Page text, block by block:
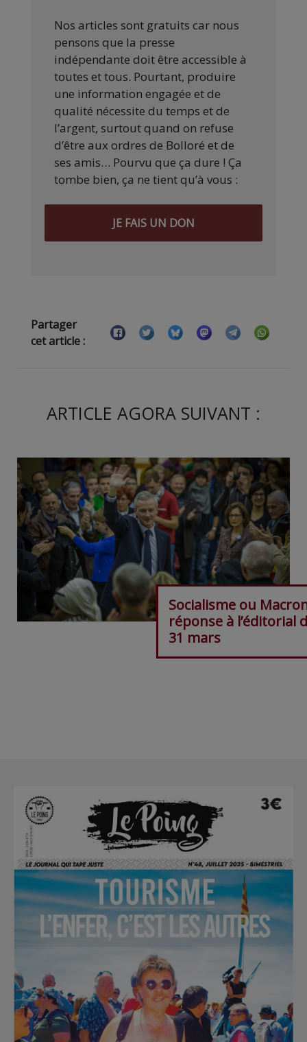
Nos articles sont gratuits car nous
pensons que la presse
indépendante doit être accessible à
toutes et tous. Pourtant, produire
une information engagée et de
qualité nécessite du temps et de
l’argent, surtout quand on refuse
d’être aux ordres de Bolloré et de
ses amis… Pourvu que ça dure ! Ça
tombe bien, ça ne tient qu’à vous :
JE FAIS UN DON
Partager
cet article :
ARTICLE AGORA SUIVANT :
Socialisme ou
réponse à l’éditorial
31 mars